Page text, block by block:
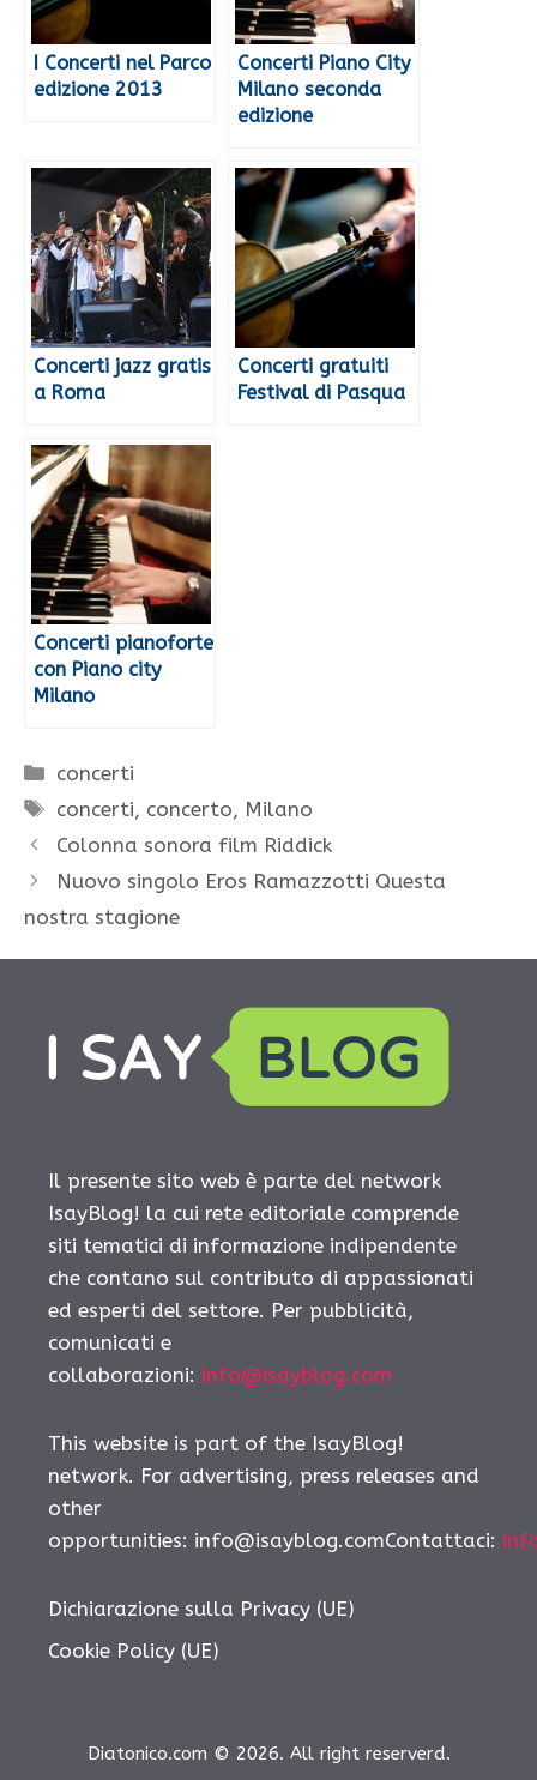
I Concerti nel Parco
edizione 2013
Concerti Piano City
Milano seconda
edizione
Concerti jazz gratis
a Roma
Concerti gratuiti
Festival di Pasqua
Concerti pianoforte
con Piano city
Milano
Categorie
concerti
Tag
concerti, concerto, Milano
Colonna sonora film Riddick
Nuovo singolo Eros Ramazzotti Questa
nostra stagione
Il presente sito web è parte del network
IsayBlog! la cui rete editoriale comprende
siti tematici di informazione indipendente
che contano sul contributo di appassionati
ed esperti del settore. Per pubblicità,
comunicati e
collaborazioni: info@isayblog.com
This website is part of the IsayBlog!
network. For advertising, press releases and
other
opportunities: info@isayblog.comContattaci:
Dichiarazione sulla Privacy (UE)
Cookie Policy (UE)
Diatonico.com © 2026. All right reserverd.